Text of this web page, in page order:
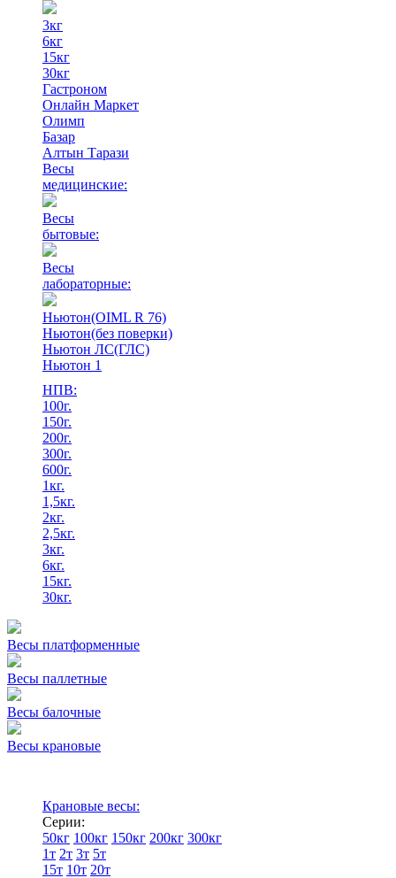
3кг
6кг
15кг
30кг
Гастроном
Онлайн Маркет
Олимп
Базар
Алтын Тарази
Весы
медицинские:
Весы
бытовые:
Весы
лабораторные:
Ньютон(OIML R 76)
Ньютон(без поверки)
Ньютон ЛС(ГЛС)
Ньютон 1
НПВ:
100г.
150г.
200г.
300г.
600г.
1кг.
1,5кг.
2кг.
2,5кг.
3кг.
6кг.
15кг.
30кг.
Весы платформенные
Весы паллетные
Весы балочные
Весы крановые
Крановые весы:
Серии:
50кг 100кг 150кг 200кг 300кг
1т 2т 3т 5т
15т 10т 20т